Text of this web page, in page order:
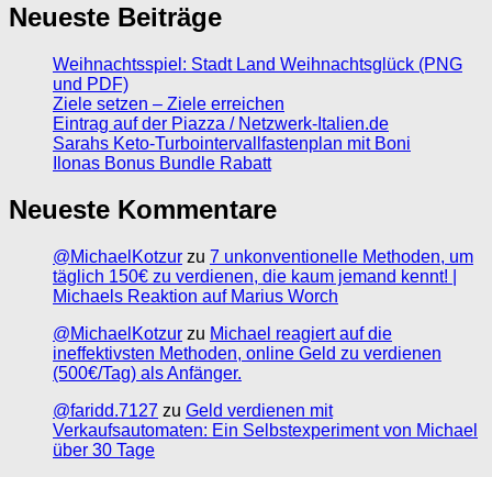
Neueste Beiträge
Weihnachtsspiel: Stadt Land Weihnachtsglück (PNG
und PDF)
Ziele setzen – Ziele erreichen
Eintrag auf der Piazza / Netzwerk-Italien.de
Sarahs Keto-Turbointervallfastenplan mit Boni
Ilonas Bonus Bundle Rabatt
Neueste Kommentare
@MichaelKotzur zu 7 unkonventionelle Methoden, um
täglich 150€ zu verdienen, die kaum jemand kennt! |
Michaels Reaktion auf Marius Worch
@MichaelKotzur zu Michael reagiert auf die
ineffektivsten Methoden, online Geld zu verdienen
(500€/Tag) als Anfänger.
@faridd.7127 zu Geld verdienen mit
Verkaufsautomaten: Ein Selbstexperiment von Michael
über 30 Tage